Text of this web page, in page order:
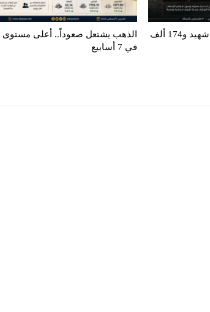
غزة تنزف.. 73 ألف شهيد و174 ألف
الذهب يشتعل صعوداً.. أعلى مستوى
في 7 أسابيع